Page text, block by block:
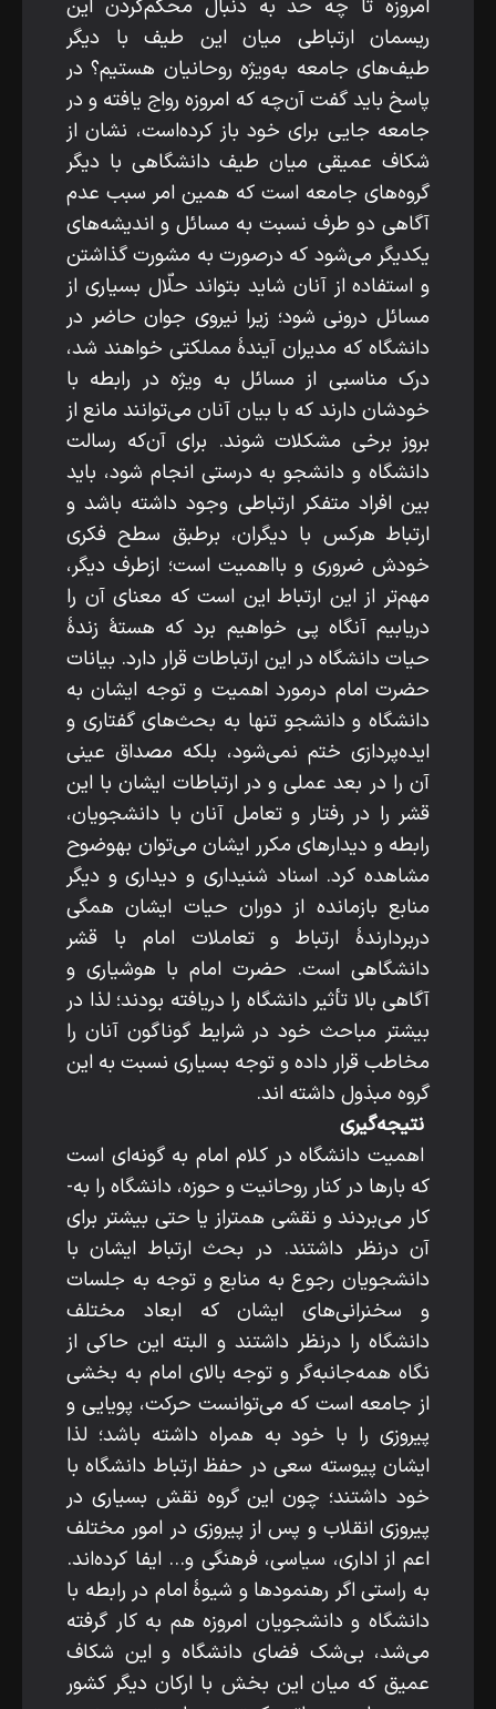
امروزه تا چه حد به­ دنبال محکم‌کردن این
ریسمان ارتباطی میان این طیف با دیگر
طیف‌های جامعه به‌­ویژه روحانیان هستیم؟ در
پاسخ باید گفت آن‌چه که امروزه رواج یافته و در
جامعه جایی برای خود باز کرده‌است، نشان از
شکاف عمیقی میان طیف دانشگاهی با دیگر
گروه‌های جامعه است که همین امر سبب عدم
آگاهی دو طرف نسبت به مسائل و اندیشه‌های
یکدیگر می‌شود که درصورت به مشورت­ گذاشتن
و استفاده از آنان شاید بتواند حلّال بسیاری از
مسائل درونی شود؛ زیرا نیروی جوان حاضر در
دانشگاه که مدیران آیندۀ مملکتی خواهند شد،
درک مناسبی از مسائل به­ ویژه در رابطه با
خودشان دارند که با بیان آنان می‌توانند مانع از
بروز برخی مشکلات شوند. برای آن‌که رسالت
دانشگاه و دانشجو به ­درستی انجام شود، باید
بین افراد متفکر ارتباطی وجود داشته باشد و
ارتباط هرکس با دیگران، برطبق سطح فکری
خودش ضروری و بااهمیت است؛ ازطرف­ دیگر،
مهم‌تر از این ارتباط این است که معنای آن را
دریابیم آنگاه پی خواهیم برد که هستۀ زندۀ
حیات دانشگاه در این ارتباطات قرار دارد. بیانات
حضرت امام درمورد اهمیت و توجه ایشان به
دانشگاه و دانشجو تنها به بحث‌های گفتاری و
ایده‌پردازی ختم نمی‌شود، بلکه مصداق عینی
آن را در بعد عملی و در ارتباطات ایشان با این
قشر را در رفتار و تعامل آنان با دانشجویان،
رابطه و دیدارهای مکرر ایشان می‌توان به­وضوح
مشاهده کرد. اسناد شنیداری و دیداری و دیگر
منابع بازمانده از دوران حیات ایشان همگی
دربردارندۀ ارتباط و تعاملات امام با قشر
دانشگاهی است. حضرت امام با هوشیاری و
آگاهی بالا تأثیر دانشگاه را دریافته بودند؛ لذا در
بیشتر مباحث خود در شرایط گوناگون آنان را
مخاطب قرار داده و توجه بسیاری نسبت به این
گروه مبذول داشته ­اند.
نتیجه‌گیری
اهمیت دانشگاه در کلام امام به­ گونه‌ای است
که بارها در کنار روحانیت و حوزه، دانشگاه را به­
کار می‌بردند و نقشی همتراز یا حتی بیشتر برای
آن درنظر داشتند. در بحث ارتباط ایشان با
دانشجویان رجوع به منابع و توجه به جلسات
و سخنرانی‌های ایشان که ابعاد مختلف
دانشگاه را درنظر داشتند و البته این حاکی از
نگاه همه‌جانبه‌گر و توجه بالای امام به بخشی
از جامعه است که می‌توانست حرکت، پویایی و
پیروزی را با خود به­ همراه داشته باشد؛ لذا
ایشان پیوسته سعی در حفظ ارتباط دانشگاه با
خود داشتند؛ چون این گروه نقش بسیاری در
پیروزی انقلاب و پس از پیروزی در امور مختلف
اعم از اداری، سیاسی، فرهنگی و... ایفا کرده‌اند.
به ­راستی اگر رهنمودها و شیوۀ امام در رابطه با
دانشگاه و دانشجویان امروزه هم به ­کار گرفته
می‌شد، بی‌شک فضای دانشگاه و این شکاف
عمیق که میان این بخش با ارکان دیگر کشور